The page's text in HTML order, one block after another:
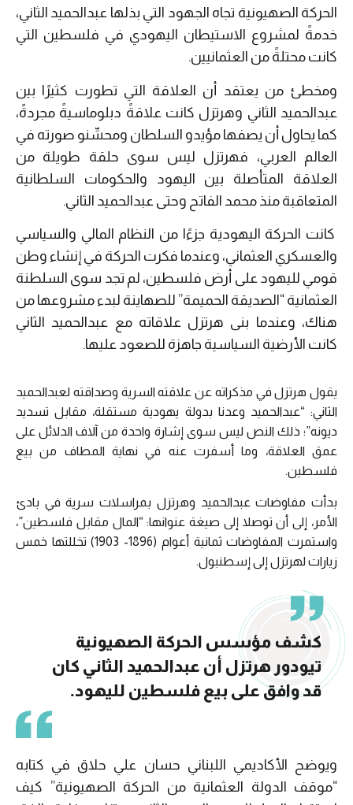
الحركة الصهيونية تجاه الجهود التي بذلها عبدالحميد الثاني،
خدمةً لمشروع الاستيطان اليهودي في فلسطين التي
كانت محتلةً من العثمانيين.
ومخطئ من يعتقد أن العلاقة التي تطورت كثيرًا بين
عبدالحميد الثاني وهرتزل كانت علاقةً دبلوماسيةً مجردةً،
كما يحاول أن يصفها مؤيدو السلطان ومحسِّنو صورته في
العالم العربي، فهرتزل ليس سوى حلقة طويلة من
العلاقة المتأصلة بين اليهود والحكومات السلطانية
المتعاقبة منذ محمد الفاتح وحتى عبدالحميد الثاني.
كانت الحركة اليهودية جزءًا من النظام المالي والسياسي
والعسكري العثماني، وعندما فكرت الحركة في إنشاء وطن
قومي لليهود على أرض فلسطين، لم تجد سوى السلطنة
العثمانية “الصديقة الحميمة” للصهاينة لبدء مشروعها من
هناك، وعندما بنى هرتزل علاقاته مع عبدالحميد الثاني
كانت الأرضية السياسية جاهزة للصعود عليها.
يقول هرتزل في مذكراته عن علاقته السرية وصداقته لعبدالحميد
الثاني: “عبدالحميد وعدنا بدولة يهودية مستقلة، مقابل تسديد
ديونه”؛ ذلك النص ليس سوى إشارة واحدة من آلاف الدلائل على
عمق العلاقة، وما أسفرت عنه في نهاية المطاف من بيع
فلسطين.
بدأت مفاوضات عبدالحميد وهرتزل بمراسلات سرية في بادئ
الأمر، إلى أن توصلا إلى صيغة عنوانها: “المال مقابل فلسطين”،
واستمرت المفاوضات ثمانية أعوام (1896- 1903) تخللتها خمس
زيارات لهرتزل إلى إسطنبول.
كشف مؤسس الحركة الصهيونية
تيودور هرتزل أن عبدالحميد الثاني كان
قد وافق على بيع فلسطين لليهود.
ويوضح الأكاديمي اللبناني حسان علي حلاق في كتابه
“موقف الدولة العثمانية من الحركة الصهيونية” كيف